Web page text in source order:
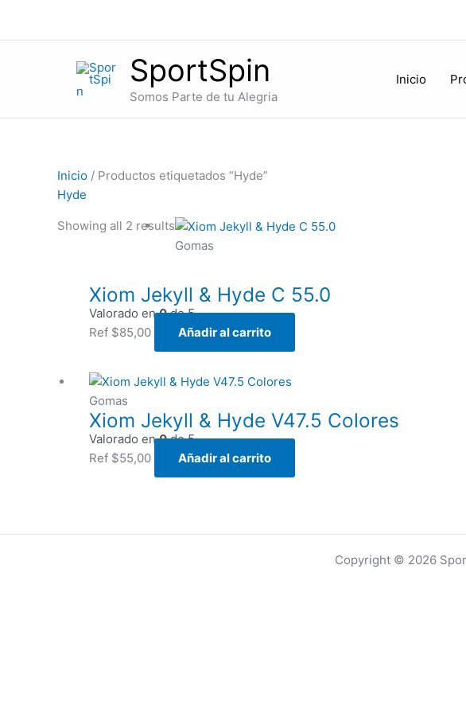
SportSpin
Somos Parte de tu Alegria
Inicio
Inicio / Productos etiquetados “Hyde”
Hyde
Showing all 2 results
Gomas
Xiom Jekyll & Hyde C 55.0
Valorado en0de 5
Ref $85,00 Añadir al carrito
Gomas
Xiom Jekyll & Hyde V47.5 Colores
Valorado en0de 5
Ref $55,00 Añadir al carrito
Copyright © 2026